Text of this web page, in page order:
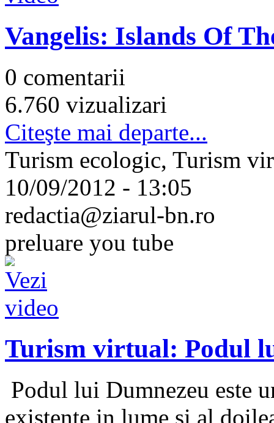
Vangelis: Islands Of
0 comentarii
6.760 vizualizari
Citeşte mai departe...
Turism ecologic, Turism
10/09/2012 - 13:05
redactia@ziarul-bn.ro
preluare you tube
Turism virtual: Podul
Podul lui Dumnezeu este
existente in lume si al